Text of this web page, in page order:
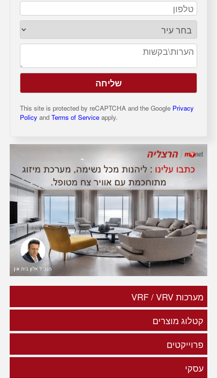
מערכות VRF / VRV
קטלוג מוצרים
פרוייקטים
עסקי
This site is protected by reCAPTCHA and the Google Privacy
Policy and Terms of Service apply.